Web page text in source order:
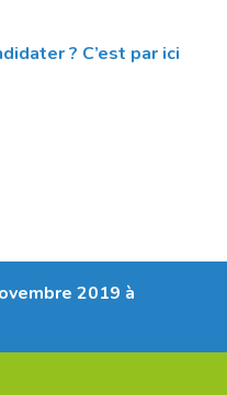
? C’est par ici
2019 à